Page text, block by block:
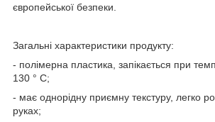
європейської безпеки.
Загальні характеристики продукту:
- полімерна пластика, запікається при
130 ° С;
- має однорідну приємну текстуру, легко
руках;